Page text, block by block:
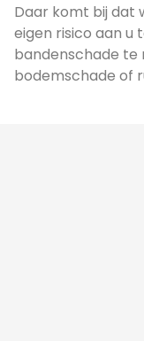
Daar komt bij dat
eigen risico aan u
bandenschade te
bodemschade of